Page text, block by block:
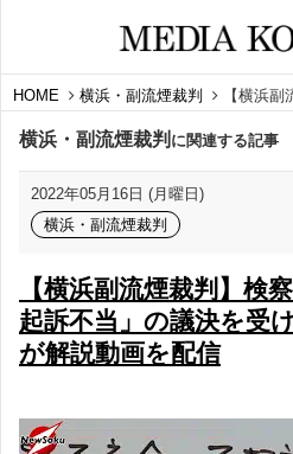
HOME 横浜・副流煙裁判 【横浜
横浜・副流煙裁判 に関連する記事
2022年05月16日 (月曜日)
横浜・副流煙裁判
【横浜副流煙裁判】検
起訴不当」の議決を受
が解説動画を配信